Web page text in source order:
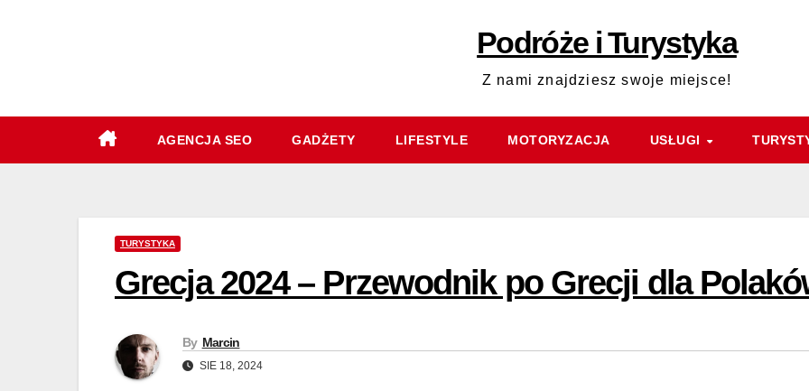
Podróże i Turystyka
Z nami znajdziesz swoje miejsce!
AGENCJA SEO GADŻETY LIFESTYLE MOTORYZACJA USŁUGI
TURYSTYKA
Grecja 2024 – Przewodnik po Grecji dla
By Marcin
SIE 18, 2024